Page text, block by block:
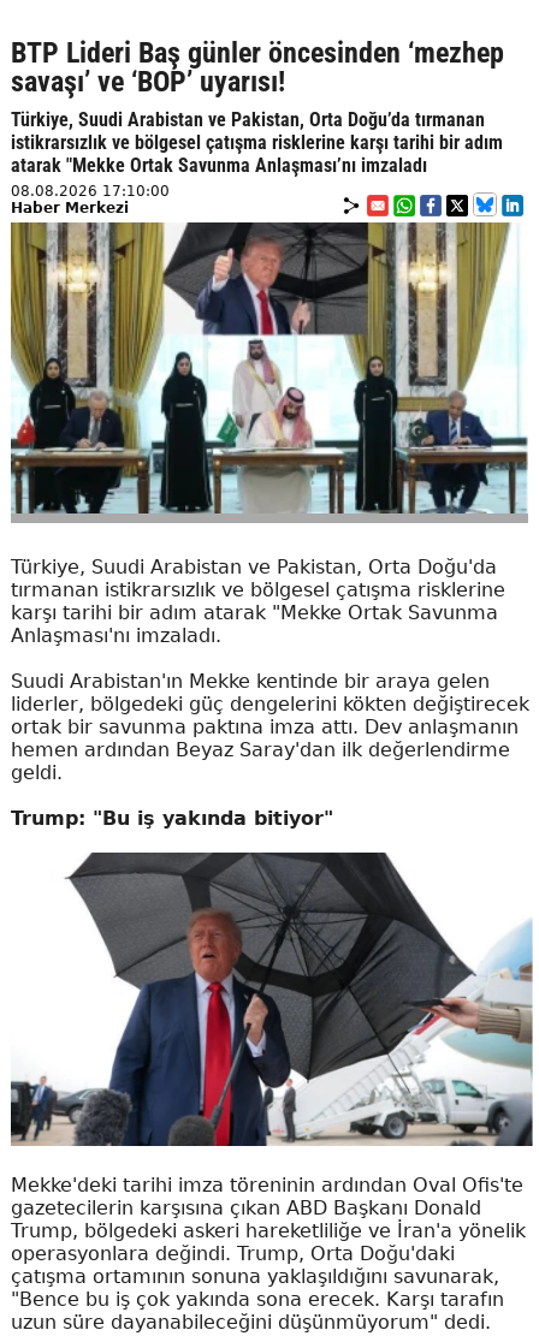
BTP Lideri Baş günler öncesinden ‘mezhep
savaşı’ ve ‘BOP’ uyarısı!
Türkiye, Suudi Arabistan ve Pakistan, Orta Doğu’da tırmanan
istikrarsızlık ve bölgesel çatışma risklerine karşı tarihi bir adım
atarak "Mekke Ortak Savunma Anlaşması’nı imzaladı
08.08.2026 17:10:00
Haber Merkezi
Türkiye, Suudi Arabistan ve Pakistan, Orta Doğu'da
tırmanan istikrarsızlık ve bölgesel çatışma risklerine
karşı tarihi bir adım atarak "Mekke Ortak Savunma
Anlaşması'nı imzaladı.
Suudi Arabistan'ın Mekke kentinde bir araya gelen
liderler, bölgedeki güç dengelerini kökten değiştirecek
ortak bir savunma paktına imza attı. Dev anlaşmanın
hemen ardından Beyaz Saray'dan ilk değerlendirme
geldi.
Trump: "Bu iş yakında bitiyor"
Mekke'deki tarihi imza töreninin ardından Oval Ofis'te
gazetecilerin karşısına çıkan ABD Başkanı Donald
Trump, bölgedeki askeri hareketliliğe ve İran'a yönelik
operasyonlara değindi. Trump, Orta Doğu'daki
çatışma ortamının sonuna yaklaşıldığını savunarak,
"Bence bu iş çok yakında sona erecek. Karşı tarafın
uzun süre dayanabileceğini düşünmüyorum" dedi.